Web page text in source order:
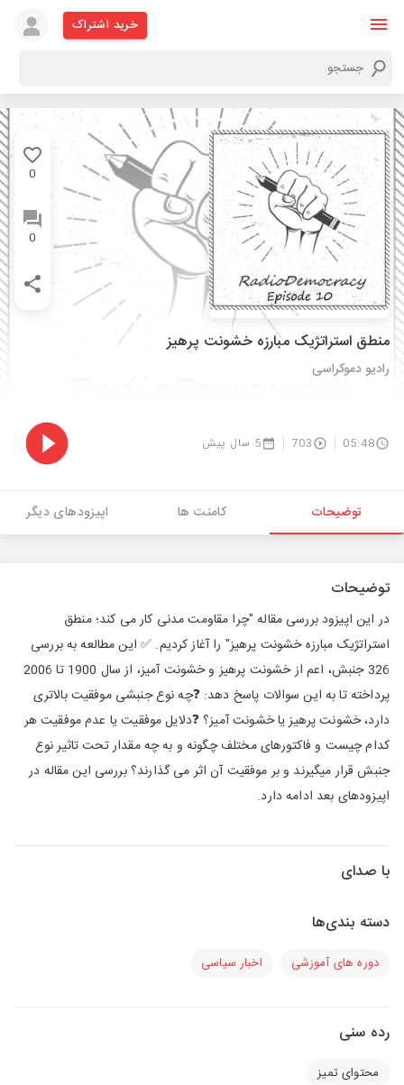
خرید اشتراک
0
0
منطق استراتژیک مبارزه خشونت پرهیز
رادیو دموکراسی
05:48
703 5 سال پیش
توضیحات کامنت ها اپیزودهای دیگر
توضیحات
در این اپیزود بررسی مقاله "چرا مقاومت مدنی کار می کند؛ منطق
استراتژیک مبارزه خشونت پرهیز" را آغاز کردیم. ✅ این مطالعه به بررسی
326 جنبش‌، اعم از خشونت پرهیز و خشونت آمیز، از سال 1900 تا 2006
پرداخته تا به این سوالات پاسخ دهد: ❓چه نوع جنبشی موفقیت بالاتری
دارد، خشونت پرهیز یا خشونت آمیز؟ ❓دلایل موفقیت یا عدم موفقیت هر
کدام چیست و فاکتورهای مختلف چگونه و به چه مقدار تحت تاثیر نوع
جنبش قرار میگیرند و بر موفقیت آن اثر می گذارند؟ بررسی این مقاله در
اپیزودهای بعد ادامه دارد.
با صدای
دسته بندی‌ها
دوره های آموزشی اخبار سیاسی
رده سنی
محتوای تمیز